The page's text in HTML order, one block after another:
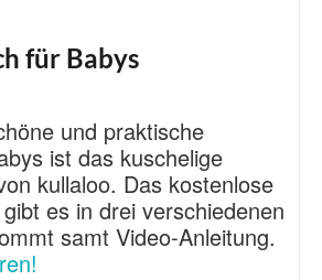
für Babys
und praktische
ist das kuschelige
kullaloo. Das kostenlose
es in drei verschiedenen
samt Video-Anleitung.